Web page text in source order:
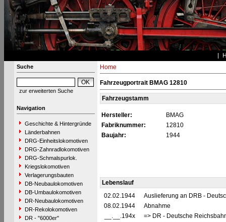
Suche
zur erweiterten Suche
Navigation
Geschichte & Hintergründe
Länderbahnen
DRG-Einheitslokomotiven
DRG-Zahnradlokomotiven
DRG-Schmalspurlok.
Kriegslokomotiven
Verlagerungsbauten
DB-Neubaulokomotiven
DB-Umbaulokomotiven
DR-Neubaulokomotiven
DR-Rekolokomotiven
DR - "6000er"
Home
Fahrzeugportrait BMAG 12810
Fahrzeugstamm
Hersteller:
BMAG
Fabriknummer:
12810
Baujahr:
1944
Lebenslauf
02.02.1944
Auslieferung an DRB -
08.02.1944
Abnahme
__.__.194x
=> DR - Deutsche